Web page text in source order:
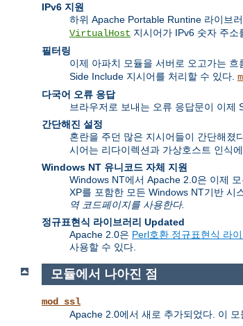
IPv6 지원
하위 Apache Portable Runtine 라이브
VirtualHost 지시어가 IPv6 숫자 주소
필터링
이제 아파치 모듈을 서버로 오고가는
Side Include 지시어를 처리할 수 있다.
다국어 오류 응답
브라우저로 보내는 오류 응답문이 이제
간단해진 설정
혼란을 주던 많은 지시어들이 간단해졌
시어는 리다이렉션과 가상호스트 인식
Windows NT 유니코드 자체 지원
Windows NT에서 Apache 2.0은 이제
XP를 포함한 모든 Windows NT기반 시
역 코드페이지를 사용한다.
정규표현식 라이브러리 Updated
Apache 2.0은 Perl호환 정규표현식 라
사용할 수 있다.
모듈에서 나아진 점
mod_ssl
Apache 2.0에서 새로 추가되었다. 이